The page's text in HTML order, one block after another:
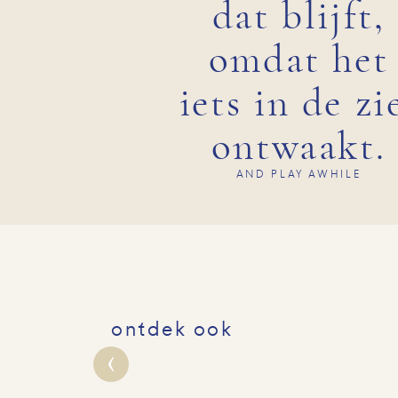
dat blijft,
omdat het
iets in de
ontwaakt.
AND PLAY AWHILE
ontdek ook